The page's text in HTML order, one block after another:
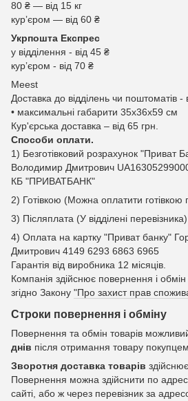
80 ₴ — від 15 кг
курʼєром — від 60 ₴
Укрпошта Експрес
у відділення - від 45 ₴
курʼєром - від 70 ₴
Meest
Доставка до відділень чи поштоматів -
• максимальні габарити 35x36x59 см
Кур'єрська доставка – від 65 грн.
Способи оплати.
1) Безготівковий розрахунок "Приват
Володимир Дмитрович
КБ "ПРИВАТБАНК"
2) Готівкою (Можна оплатити готівкою
3) Післяплата (У відділені перевізника)
4) Оплата на картку "Приват банку"
Дмитрович 4149 6293 6863 6965
Гарантія від виробника 12 місяців.
Компанія здійснює повернення і обмін
згідно Закону "Про захист прав
Строки повернення і обміну
Повернення та обмін товарів
днів після отримання товару покупцем.
Зворотня доставка товарів
Повернення можна здійснити по
сайті, або ж через перевізник за